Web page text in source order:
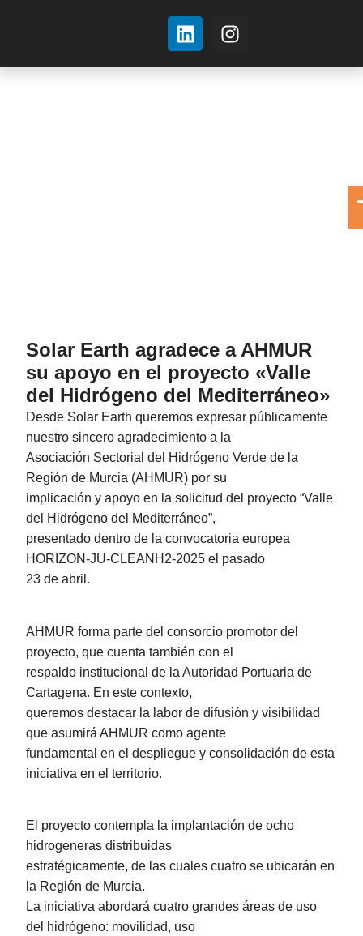
Solar Earth agradece a AHMUR
su apoyo en el proyecto «Valle
del Hidrógeno del Mediterráneo»
Desde Solar Earth queremos expresar públicamente
nuestro sincero agradecimiento a la
Asociación Sectorial del Hidrógeno Verde de la
Región de Murcia (AHMUR) por su
implicación y apoyo en la solicitud del proyecto “Valle
del Hidrógeno del Mediterráneo”,
presentado dentro de la convocatoria europea
HORIZON-JU-CLEANH2-2025 el pasado
23 de abril.
AHMUR forma parte del consorcio promotor del
proyecto, que cuenta también con el
respaldo institucional de la Autoridad Portuaria de
Cartagena. En este contexto,
queremos destacar la labor de difusión y visibilidad
que asumirá AHMUR como agente
fundamental en el despliegue y consolidación de esta
iniciativa en el territorio.
El proyecto contempla la implantación de ocho
hidrogeneras distribuidas
estratégicamente, de las cuales cuatro se ubicarán en
la Región de Murcia.
La iniciativa abordará cuatro grandes áreas de uso
del hidrógeno: movilidad, uso